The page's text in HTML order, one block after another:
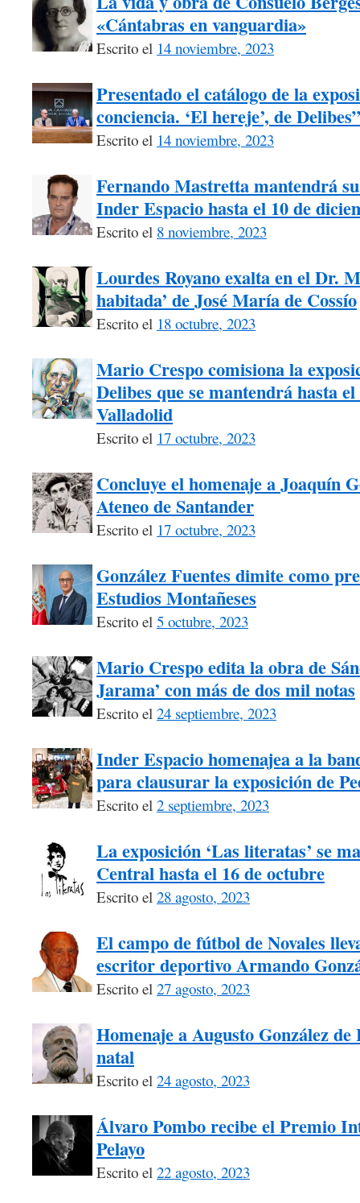
«Cántabras en vanguardia»
Escrito el 14 noviembre, 2023
Presentado el catálogo de la
conciencia. ‘El hereje’, de Delibes”
Escrito el 14 noviembre, 2023
Fernando Mastretta mantendrá
Inder Espacio hasta el 10 de
Escrito el 8 noviembre, 2023
Lourdes Royano exalta en el Dr.
habitada’ de José María de Cossío
Escrito el 18 octubre, 2023
Mario Crespo comisiona la
Delibes que se mantendrá hasta
Valladolid
Escrito el 17 octubre, 2023
Concluye el homenaje a Joaquín
Ateneo de Santander
Escrito el 17 octubre, 2023
González Fuentes dimite como
Estudios Montañeses
Escrito el 5 octubre, 2023
Mario Crespo edita la obra de
Jarama’ con más de dos mil notas
Escrito el 24 septiembre, 2023
Inder Espacio homenajea a la
para clausurar la exposición de
Escrito el 2 septiembre, 2023
La exposición ‘Las literatas’ se
Central hasta el 16 de octubre
Escrito el 28 agosto, 2023
El campo de fútbol de Novales
escritor deportivo Armando
Escrito el 27 agosto, 2023
Homenaje a Augusto González
natal
Escrito el 24 agosto, 2023
Álvaro Pombo recibe el Premio
Pelayo
Escrito el 22 agosto, 2023